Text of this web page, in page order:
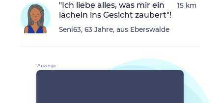
"Ich liebe alles, was mir ein
lächeln ins Gesicht zaubert"!
Seni63, 63 Jahre, aus Eberswalde
15 km